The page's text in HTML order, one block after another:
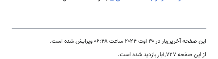
این صفحه آخرین‌بار در ‏۳۰ اوت ۲۰۲۴ ساعت ‏۰۶:۴۸ ویرایش شده است.
از این صفحه ۱٬۷۲۷بار بازدید شده است.